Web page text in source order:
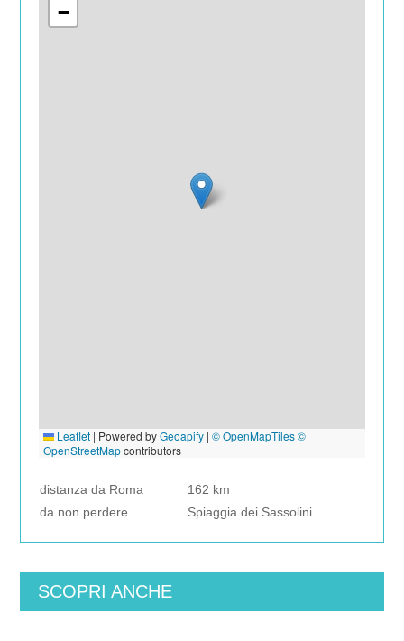
−
Leaflet | Powered byGeoapify |© OpenMapTiles ©
OpenStreetMapcontributors
distanza da Roma
162 km
da non perdere
Spiaggia dei Sassolini
SCOPRI ANCHE